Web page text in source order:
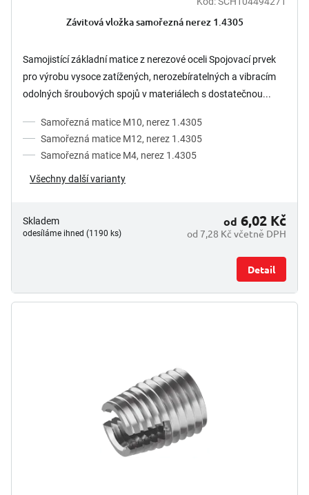
Závitová vložka samořezná nerez 1.4305
Samojistící základní matice z nerezové oceli Spojovací prvek
pro výrobu vysoce zatížených, nerozebíratelných a vibracím
odolných šroubových spojů v materiálech s dostatečnou...
Samořezná matice M10, nerez 1.4305
Samořezná matice M12, nerez 1.4305
Samořezná matice M4, nerez 1.4305
Všechny další varianty
Skladem
odesíláme ihned (1190 ks) od 7,28 Kč včetně DPH
od 6,02 Kč
Detail